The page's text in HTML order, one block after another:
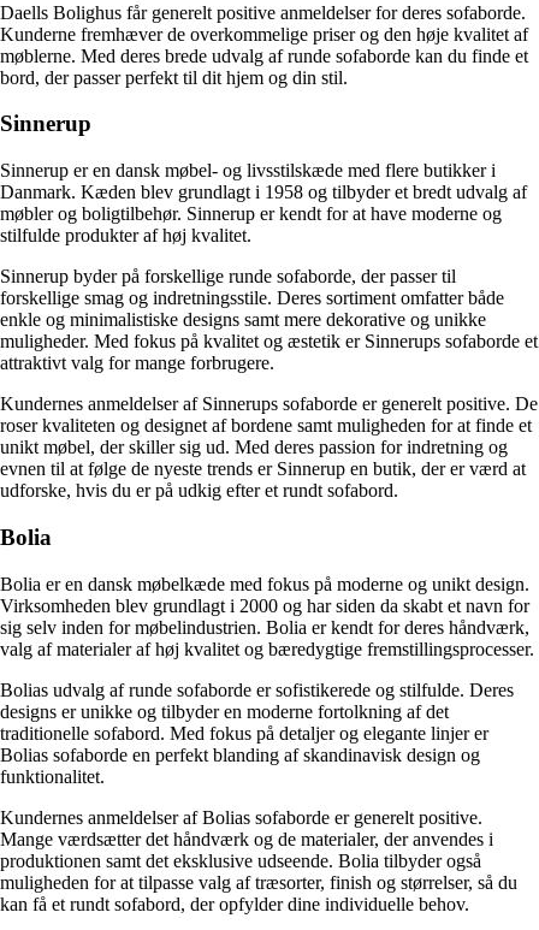
Daells Bolighus får generelt positive anmeldelser for deres sofaborde.
Kunderne fremhæver de overkommelige priser og den høje kvalitet af
møblerne. Med deres brede udvalg af runde sofaborde kan du finde et
bord, der passer perfekt til dit hjem og din stil.
Sinnerup
Sinnerup er en dansk møbel- og livsstilskæde med flere butikker i
Danmark. Kæden blev grundlagt i 1958 og tilbyder et bredt udvalg af
møbler og boligtilbehør. Sinnerup er kendt for at have moderne og
stilfulde produkter af høj kvalitet.
Sinnerup byder på forskellige runde sofaborde, der passer til
forskellige smag og indretningsstile. Deres sortiment omfatter både
enkle og minimalistiske designs samt mere dekorative og unikke
muligheder. Med fokus på kvalitet og æstetik er Sinnerups sofaborde et
attraktivt valg for mange forbrugere.
Kundernes anmeldelser af Sinnerups sofaborde er generelt positive. De
roser kvaliteten og designet af bordene samt muligheden for at finde et
unikt møbel, der skiller sig ud. Med deres passion for indretning og
evnen til at følge de nyeste trends er Sinnerup en butik, der er værd at
udforske, hvis du er på udkig efter et rundt sofabord.
Bolia
Bolia er en dansk møbelkæde med fokus på moderne og unikt design.
Virksomheden blev grundlagt i 2000 og har siden da skabt et navn for
sig selv inden for møbelindustrien. Bolia er kendt for deres håndværk,
valg af materialer af høj kvalitet og bæredygtige fremstillingsprocesser.
Bolias udvalg af runde sofaborde er sofistikerede og stilfulde. Deres
designs er unikke og tilbyder en moderne fortolkning af det
traditionelle sofabord. Med fokus på detaljer og elegante linjer er
Bolias sofaborde en perfekt blanding af skandinavisk design og
funktionalitet.
Kundernes anmeldelser af Bolias sofaborde er generelt positive.
Mange værdsætter det håndværk og de materialer, der anvendes i
produktionen samt det eksklusive udseende. Bolia tilbyder også
muligheden for at tilpasse valg af træsorter, finish og størrelser, så du
kan få et rundt sofabord, der opfylder dine individuelle behov.